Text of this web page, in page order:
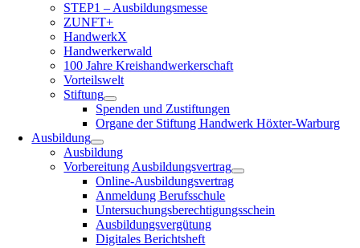
STEP1 – Ausbildungsmesse
ZUNFT+
HandwerkX
Handwerkerwald
100 Jahre Kreishandwerkerschaft
Vorteilswelt
Stiftung
Spenden und Zustiftungen
Organe der Stiftung Handwerk Höxter-Warburg
Ausbildung
Ausbildung
Vorbereitung Ausbildungsvertrag
Online-Ausbildungsvertrag
Anmeldung Berufsschule
Untersuchungsberechtigungsschein
Ausbildungsvergütung
Digitales Berichtsheft